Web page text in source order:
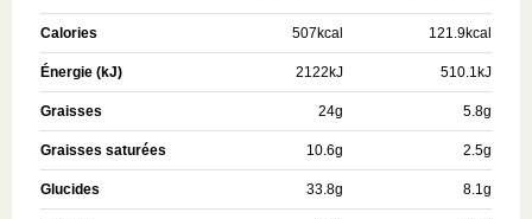
Calories 507kcal 121.9kcal
Énergie (kJ) 2122kJ 510.1kJ
Graisses 24g 5.8g
Graisses saturées 10.6g 2.5g
Glucides 33.8g 8.1g